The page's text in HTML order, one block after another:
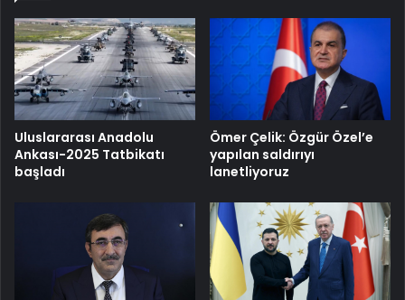
Uluslararası Anadolu
Ankası-2025 Tatbikatı
başladı
Ömer Çelik: Özgür Özel’e
yapılan saldırıyı
lanetliyoruz